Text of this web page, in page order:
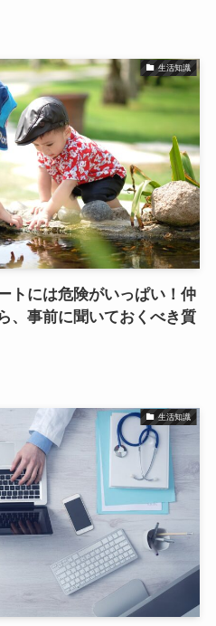
生活知識
トには危険がいっぱい！仲
、事前に聞いておくべき質
生活知識